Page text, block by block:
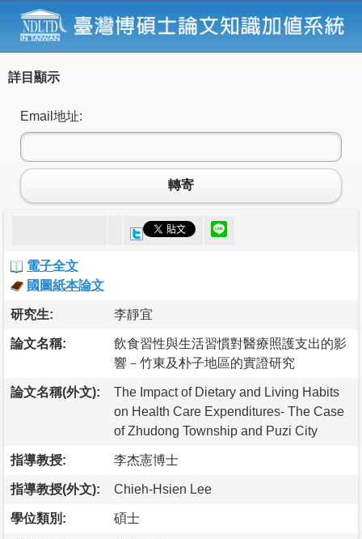
詳目顯示
Email地址:
轉寄
電子全文
國圖紙本論文
研究生: 李靜宜
論文名稱:
飲食習性與生活習慣對醫療照護支出的影
響－竹東及朴子地區的實證研究
論文名稱(外文):
The Impact of Dietary and Living Habits
on Health Care Expenditures- The Case
of Zhudong Township and Puzi City
指導教授: 李杰憲博士
指導教授(外文): Chieh-Hsien Lee
學位類別: 碩士